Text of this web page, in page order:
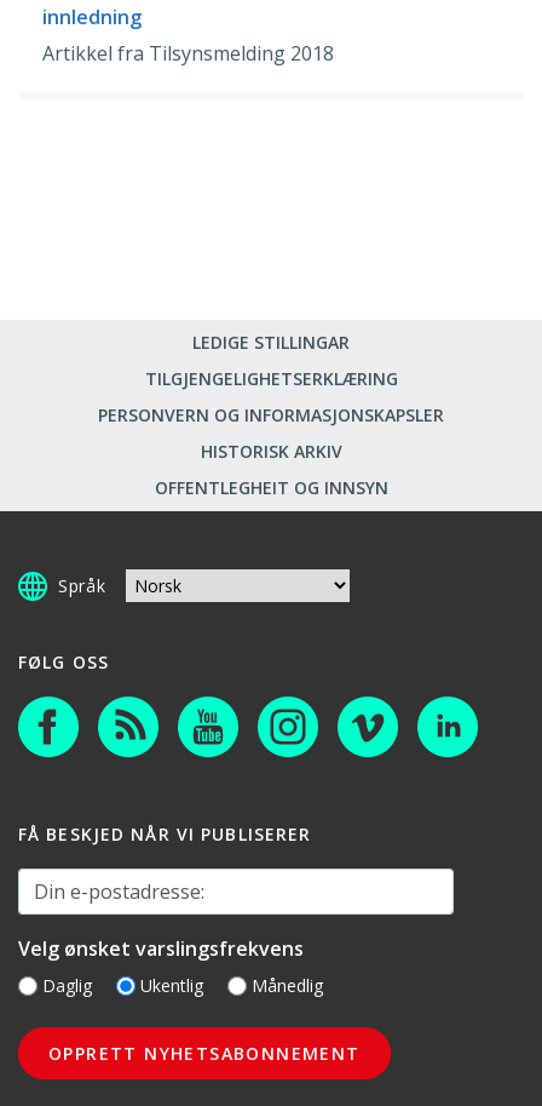
innledning
Artikkel fra Tilsynsmelding 2018
LEDIGE STILLINGAR
TILGJENGELIGHETSERKLÆRING
PERSONVERN OG INFORMASJONSKAPSLER
HISTORISK ARKIV
OFFENTLEGHEIT OG INNSYN
Språk
FØLG OSS
FÅ BESKJED NÅR VI PUBLISERER
Din e-postadresse:
Velg ønsket varslingsfrekvens
Daglig Ukentlig Månedlig